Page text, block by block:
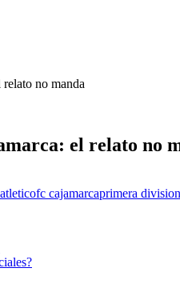
no manda
el relato no
fc cajamarcaprimera division